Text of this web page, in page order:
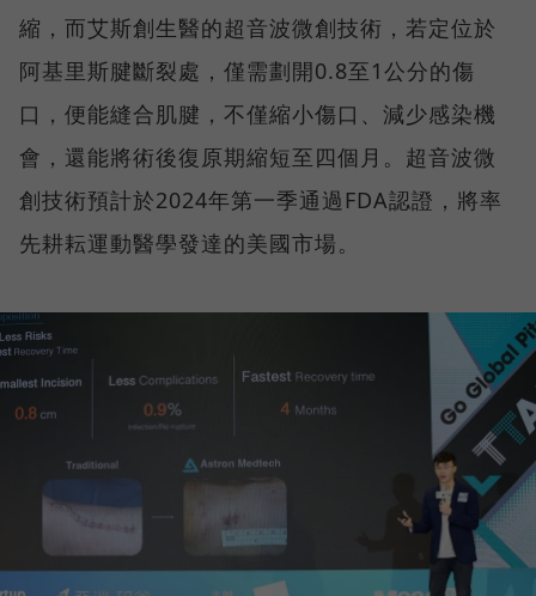
縮，而艾斯創生醫的超音波微創技術，若定位於
阿基里斯腱斷裂處，僅需劃開0.8至1公分的傷
口，便能縫合肌腱，不僅縮小傷口、減少感染機
會，還能將術後復原期縮短至四個月。超音波微
創技術預計於2024年第一季通過FDA認證，將率
先耕耘運動醫學發達的美國市場。